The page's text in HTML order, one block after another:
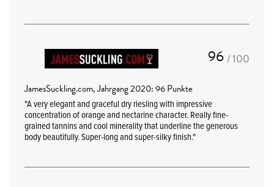
96 / 100
JamesSuckling.com, Jahrgang 2020: 96 Punkte
"A very elegant and graceful dry riesling with impressive
concentration of orange and nectarine character. Really fine-
grained tannins and cool minerality that underline the generous
body beautifully. Super-long and super-silky finish."